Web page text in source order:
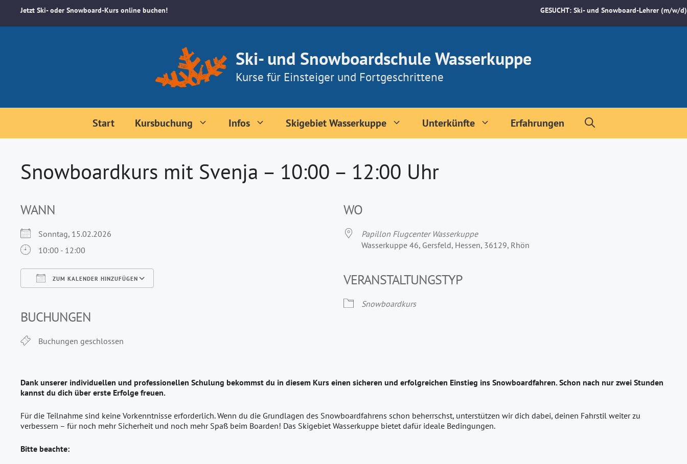
GESUCHT: Ski- und Snowboard-Lehrer (m/w/d)
Jetzt Ski- oder Snowboard-Kurs online buchen!
Ski- und Snowboardschule Wasserkuppe
Kurse für Einsteiger und Fortgeschrittene
Start Kursbuchung Infos Skigebiet Wasserkuppe Unterkünfte Erfahrungen
Snowboardkurs mit Svenja – 10:00 – 12:00 Uhr
WANN
Sonntag, 15.02.2026
10:00 - 12:00
ZUM KALENDER HINZUFÜGEN
BUCHUNGEN
Buchungen geschlossen
WO
Papillon Flugcenter Wasserkuppe
Wasserkuppe 46, Gersfeld, Hessen, 36129, Rhön
VERANSTALTUNGSTYP
Snowboardkurs
Dank unserer individuellen und professionellen Schulung bekommst du in diesem Kurs einen sicheren und erfolgreichen Einstieg ins Snowboardfahren. Schon nach nur zwei Stunden
kannst du dich über erste Erfolge freuen.
Für die Teilnahme sind keine Vorkenntnisse erforderlich. Wenn du die Grundlagen des Snowboardfahrens schon beherrschst, unterstützen wir dich dabei, deinen Fahrstil weiter zu
verbessern – für noch mehr Sicherheit und noch mehr Spaß beim Boarden! Das Skigebiet Wasserkuppe bietet dafür ideale Bedingungen.
Bitte beachte: